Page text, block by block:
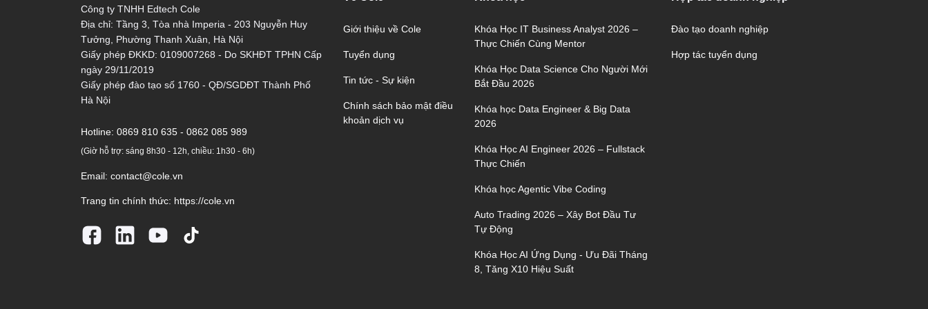
Công ty TNHH Edtech Cole
Địa chỉ: Tầng 3, Tòa nhà Imperia - 203 Nguyễn Huy
Tưởng, Phường Thanh Xuân, Hà Nội
Giấy phép ĐKKD: 0109007268 - Do SKHĐT TPHN Cấp
ngày 29/11/2019
Giấy phép đào tạo số 1760 - QĐ/SGDĐT Thành Phố
Hà Nội
Hotline: 0869 810 635 - 0862 085 989
(Giờ hỗ trợ: sáng 8h30 - 12h, chiều: 1h30 - 6h)
Email: contact@cole.vn
Trang tin chính thức: https://cole.vn
Giới thiệu về Cole
Tuyển dụng
Tin tức - Sự kiện
Chính sách bảo mật điều
khoản dịch vụ
Khóa Học IT Business Analyst 2026 –
Thực Chiến Cùng Mentor
Khóa Học Data Science Cho Người Mới
Bắt Đầu 2026
Khóa học Data Engineer & Big Data
2026
Khóa Học AI Engineer 2026 – Fullstack
Thực Chiến
Khóa học Agentic Vibe Coding
Auto Trading 2026 – Xây Bot Đầu Tư
Tự Động
Khóa Học AI Ứng Dụng - Ưu Đãi Tháng
8, Tăng X10 Hiệu Suất
Đào tạo doanh nghiệp
Hợp tác tuyển dụng